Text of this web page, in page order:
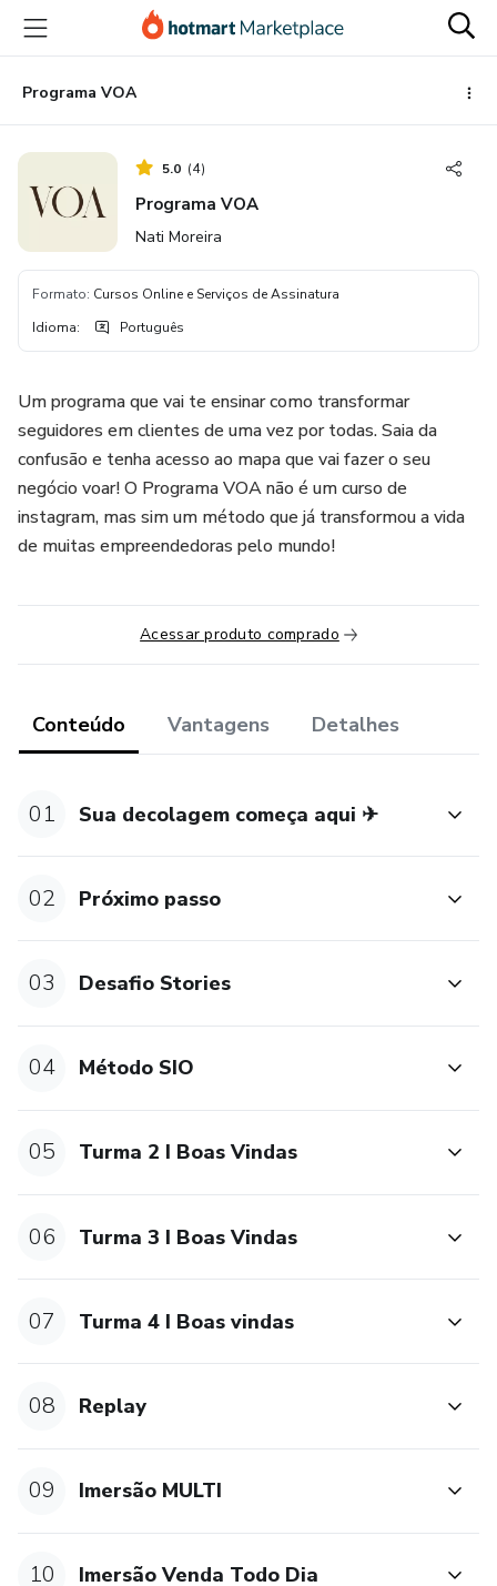
para
conteúdo
principal
para
pagamento
para
rodapé
Programa VOA
5.0 (4)
Programa VOA
Nati Moreira
Formato: Cursos Online e Serviços de Assinatura
Idioma: Português
Um programa que vai te ensinar como transformar
seguidores em clientes de uma vez por todas. Saia da
confusão e tenha acesso ao mapa que vai fazer o seu
negócio voar! O Programa VOA não é um curso de
instagram, mas sim um método que já transformou a vida
de muitas empreendedoras pelo mundo!
Acessar produto comprado
Conteúdo Vantagens Detalhes
01 Sua decolagem começa aqui ✈
02 Próximo passo
03 Desafio Stories
04 Método SIO
05 Turma 2 I Boas Vindas
06 Turma 3 I Boas Vindas
07 Turma 4 I Boas vindas
08 Replay
09 Imersão MULTI
10 Imersão Venda Todo Dia